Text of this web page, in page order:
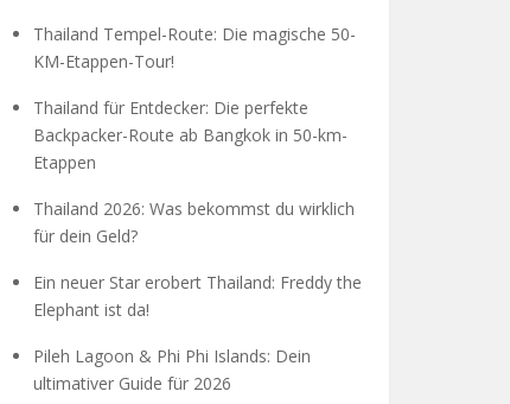
Thailand Tempel-Route: Die magische 50-
KM-Etappen-Tour!
Thailand für Entdecker: Die perfekte
Backpacker-Route ab Bangkok in 50-km-
Etappen
Thailand 2026: Was bekommst du wirklich
für dein Geld?
Ein neuer Star erobert Thailand: Freddy the
Elephant ist da!
Pileh Lagoon & Phi Phi Islands: Dein
ultimativer Guide für 2026